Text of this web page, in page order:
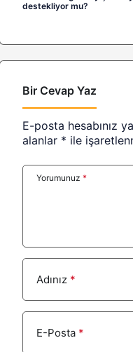
destekliyor mu?
Bir Cevap Yaz
E-posta hesabınız
alanlar * ile
Yorumunuz *
Adınız *
E-Posta *